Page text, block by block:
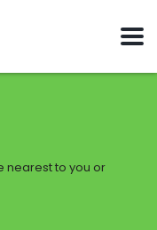
nearest to you or